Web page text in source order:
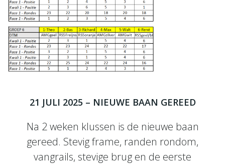
21 JULI 2025 – NIEUWE BAAN GEREED
Na 2 weken klussen is de nieuwe baan
gereed. Stevig frame, randen rondom,
vangrails, stevige brug en de eerste